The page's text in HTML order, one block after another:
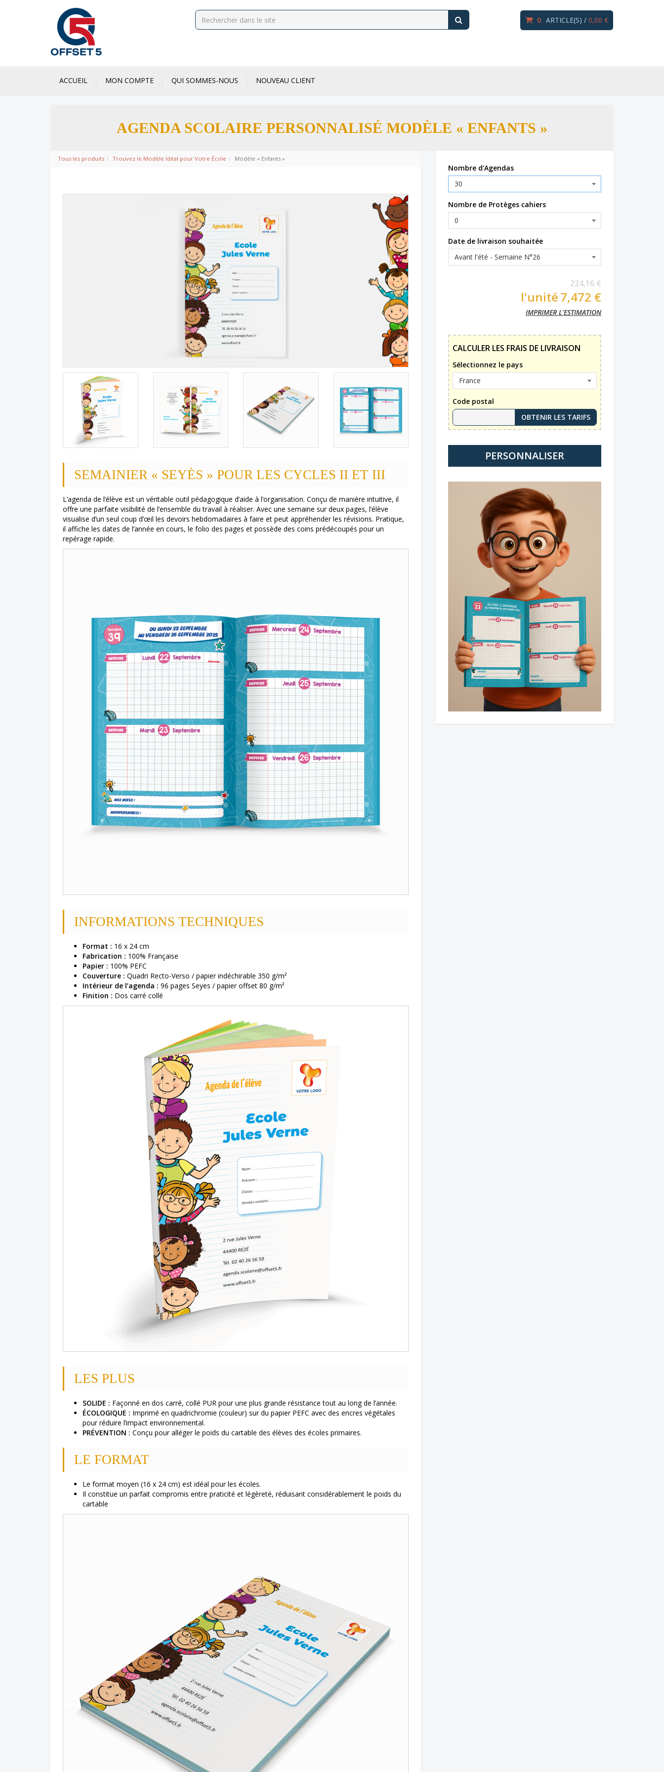
0 ARTICLE(S) / 0,00 €
ACCUEIL MON COMPTE QUI SOMMES-NOUS NOUVEAU CLIENT
AGENDA SCOLAIRE PERSONNALISÉ MODÈLE « ENFANTS »
Nombre d'Agendas
Nombre de Protèges cahiers
Date de livraison souhaitée
224,16 €
l'unité7,472 €
IMPRIMER L'ESTIMATION
CALCULER LES FRAIS DE LIVRAISON
Sélectionnez le pays
Code postal
Tous les produits Trouvez le Modèle Idéal pour Votre École Modèle « Enfants »
SEMAINIER « SEYÈS » POUR LES CYCLES II ET III
L’agenda de l’élève est un véritable outil pédagogique d’aide à l’organisation. Conçu de manière intuitive, il
offre une parfaite visibilité de l’ensemble du travail à réaliser. Avec une semaine sur deux pages, l’élève
visualise d’un seul coup d’œil les devoirs hebdomadaires à faire et peut appréhender les révisions. Pratique,
il affiche les dates de l’année en cours, le folio des pages et possède des coins prédécoupés pour un
repérage rapide.
INFORMATIONS TECHNIQUES
Format : 16 x 24 cm
Fabrication : 100% Française
Papier : 100% PEFC
Couverture : Quadri Recto-Verso / papier indéchirable 350 g/m²
Intérieur de l’agenda : 96 pages Seyes / papier offset 80 g/m²
Finition : Dos carré collé
LES PLUS
SOLIDE : Façonné en dos carré, collé PUR pour une plus grande résistance tout au long de l’année.
ÉCOLOGIQUE : Imprimé en quadrichromie (couleur) sur du papier PEFC avec des encres végétales
pour réduire l’impact environnemental.
PRÉVENTION : Conçu pour alléger le poids du cartable des élèves des écoles primaires.
LE FORMAT
Le format moyen (16 x 24 cm) est idéal pour les écoles.
Il constitue un parfait compromis entre praticité et légèreté, réduisant considérablement le poids du
cartable